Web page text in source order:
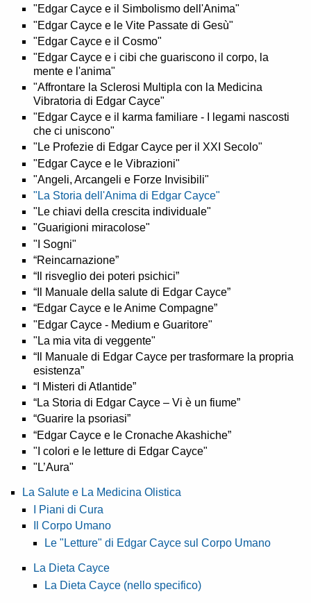
"Edgar Cayce e il Simbolismo dell'Anima"
"Edgar Cayce e le Vite Passate di Gesù"
"Edgar Cayce e il Cosmo"
"Edgar Cayce e i cibi che guariscono il corpo, la
mente e l'anima"
"Affrontare la Sclerosi Multipla con la Medicina
Vibratoria di Edgar Cayce"
"Edgar Cayce e il karma familiare - I legami nascosti
che ci uniscono"
"Le Profezie di Edgar Cayce per il XXI Secolo"
"Edgar Cayce e le Vibrazioni"
"Angeli, Arcangeli e Forze Invisibili"
"La Storia dell'Anima di Edgar Cayce"
"Le chiavi della crescita individuale"
"Guarigioni miracolose"
"I Sogni"
“Reincarnazione”
“Il risveglio dei poteri psichici”
“Il Manuale della salute di Edgar Cayce”
“Edgar Cayce e le Anime Compagne”
"Edgar Cayce - Medium e Guaritore"
"La mia vita di veggente"
“Il Manuale di Edgar Cayce per trasformare la propria
esistenza”
“I Misteri di Atlantide”
“La Storia di Edgar Cayce – Vi è un fiume”
“Guarire la psoriasi”
“Edgar Cayce e le Cronache Akashiche”
"I colori e le letture di Edgar Cayce"
"L’Aura"
La Salute e La Medicina Olistica
I Piani di Cura
Il Corpo Umano
Le "Letture" di Edgar Cayce sul Corpo Umano
La Dieta Cayce
La Dieta Cayce (nello specifico)